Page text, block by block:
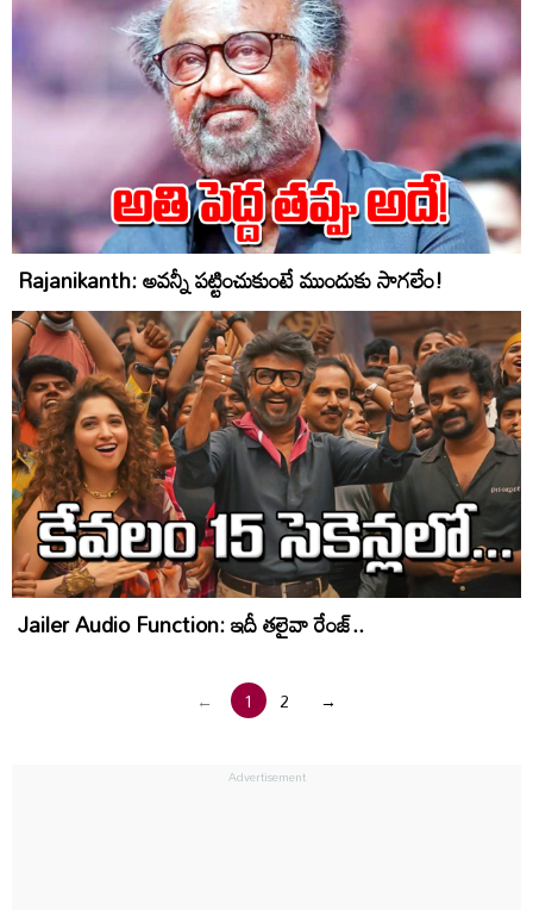
Rajanikanth: అవన్నీ పట్టించుకుంటే ముందుకు సాగలేం!
Jailer Audio Function: ఇదీ తలైవా రేంజ్‌..
← 1 2 →